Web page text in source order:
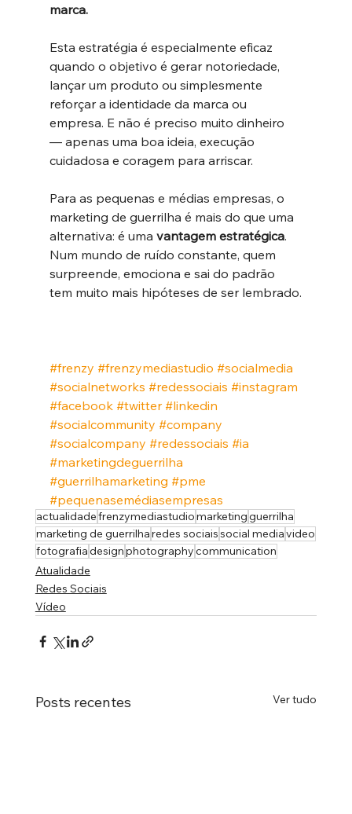
marca.
Esta estratégia é especialmente eficaz
quando o objetivo é gerar notoriedade,
lançar um produto ou simplesmente
reforçar a identidade da marca ou
empresa. E não é preciso muito dinheiro
— apenas uma boa ideia, execução
cuidadosa e coragem para arriscar.
Para as pequenas e médias empresas, o
marketing de guerrilha é mais do que uma
alternativa: é uma vantagem estratégica.
Num mundo de ruído constante, quem
surpreende, emociona e sai do padrão
tem muito mais hipóteses de ser lembrado.
#frenzy #frenzymediastudio #socialmedia
#socialnetworks #redessociais #instagram
#facebook #twitter #linkedin
#socialcommunity #company
#socialcompany #redessociais #ia
#marketingdeguerrilha
#guerrilhamarketing #pme
#pequenasemédiasempresas
actualidadefrenzymediastudiomarketingguerrilha
marketing de guerrilharedes sociaissocial mediavideo
fotografiadesignphotographycommunication
Atualidade
Redes Sociais
Vídeo
Posts recentes Ver tudo